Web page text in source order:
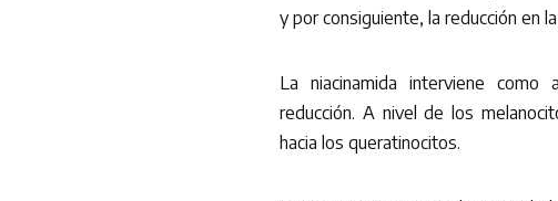
y por consiguiente, la reducción en
La niacinamida interviene como
reducción. A nivel de los
hacia los queratinocitos.